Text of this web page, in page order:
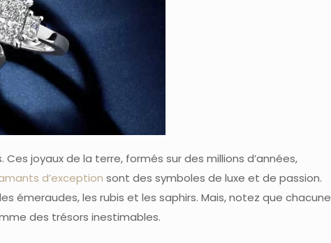
joyaux de la terre, formés sur des millions d’années,
d’exception sont des symboles de luxe et de passion.
émeraudes, les rubis et les saphirs. Mais, notez que chacune
des trésors inestimables.